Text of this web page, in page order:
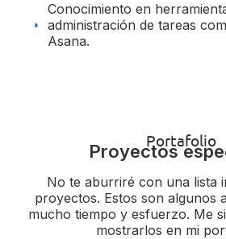
Conocimiento en
administración de tareas
Asana.
Portafolio
Proyectos
No te aburriré con una lista
proyectos. Estos son algunos
mucho tiempo y esfuerzo. Me
mostrarlos en mi